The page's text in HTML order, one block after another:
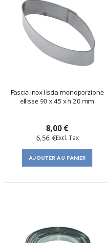
Fascia inox liscia monoporzione
ellisse 90 x 45 x h 20 mm
8,00 €
6,56 €
AJOUTER AU PANIER